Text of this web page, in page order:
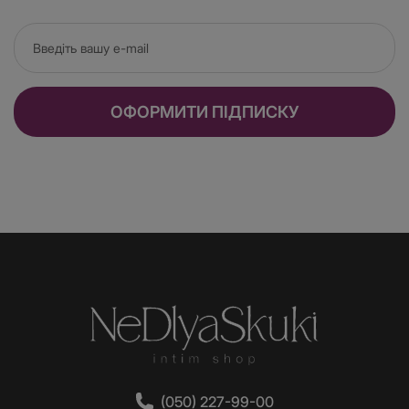
популярністю користується модель Erica у велику сітку,
міцні, а завдяки силіконовій стрічці впевнено тримаються на
ніжках.
Не відходимо далеко від теми й одразу обговоримо панчохи
Мереживний пояс і середня лінія талії додадуть образу
екстравагантності та гарячих провокацій. Верх колготок
виконаний у вигляді мереживних шортиків, що освіжає
образ, не роблячи його занадто вульгарним.
Чудовим варіантом урізноманітнити сексуальне життя стане
гардеробі спокусниці. Непогана, на мій погляд, модель боді
ОФОРМИТИ ПІДПИСКУ
(050) 227-99-00